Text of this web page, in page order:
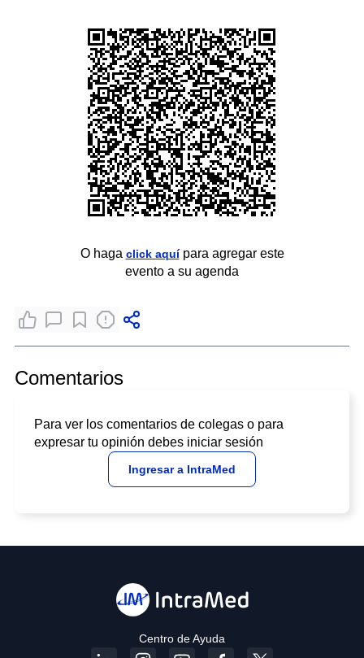
O haga click aquípara agregar este
evento a su agenda
Comentarios
Para ver los comentarios de colegas o para
expresar tu opinión debes iniciar sesión
Ingresar a IntraMed
Centro de Ayuda